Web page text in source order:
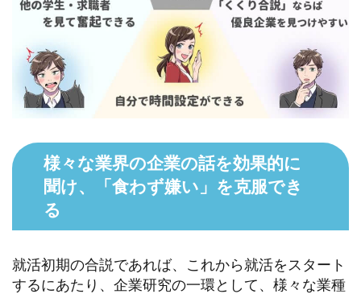
様々な業界の企業の話を効果的に
聞け、「食わず嫌い」を克服でき
る
就活初期の合説であれば、これから就活をスタート
するにあたり、企業研究の一環として、様々な業種